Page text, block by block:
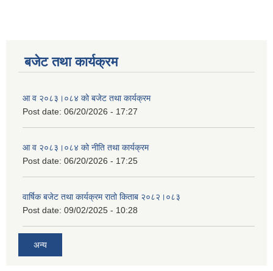
बजेट तथा कार्यक्रम
आ व २०८३।०८४ को बजेट तथा कार्यक्रम
Post date: 06/20/2026 - 17:27
आ व २०८३।०८४ को नीति तथा कार्यक्रम
Post date: 06/20/2026 - 17:25
वार्षिक बजेट तथा कार्यक्रम रातो किताब २०८२।०८३
Post date: 09/02/2025 - 10:28
अन्य